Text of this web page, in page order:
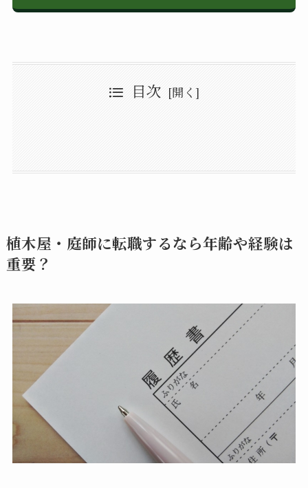
目次
植木屋・庭師に転職するなら年齢や経験は
重要？